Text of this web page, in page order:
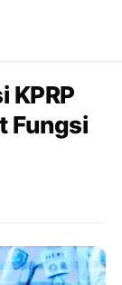
KPRP
Fungsi